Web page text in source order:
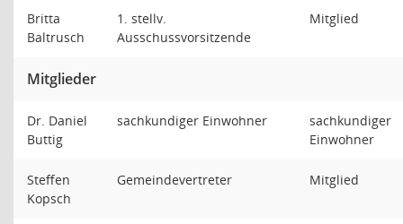
Britta
Baltrusch
1. stellv.
Ausschussvorsitzende
Mitglied
Mitglieder
Dr. Daniel
Buttig
sachkundiger Einwohner
sachkundiger
Einwohner
Steffen
Kopsch
Gemeindevertreter Mitglied